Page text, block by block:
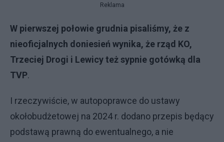
Reklama
W pierwszej połowie grudnia pisaliśmy, że z
nieoficjalnych doniesień wynika, że rząd KO,
Trzeciej Drogi i Lewicy też sypnie gotówką dla
TVP.
I rzeczywiście, w autopoprawce do ustawy
okołobudżetowej na 2024 r. dodano przepis będący
podstawą prawną do ewentualnego, a nie